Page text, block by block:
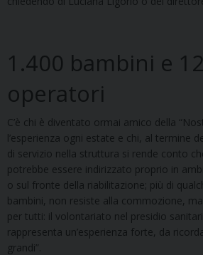
1.400 bambini e
operatori
C’è chi è diventato ormai amico della
l’esperienza ogni estate e chi, al termine
di servizio nella struttura si rende conto
potrebbe essere indirizzato proprio in
o sul fronte della riabilitazione; più di
bambini, non resiste alla commozione, ma
per tutti: il volontariato nel presidio
rappresenta un’esperienza forte, da
grandi”.